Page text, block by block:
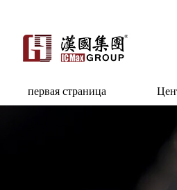
первая страница